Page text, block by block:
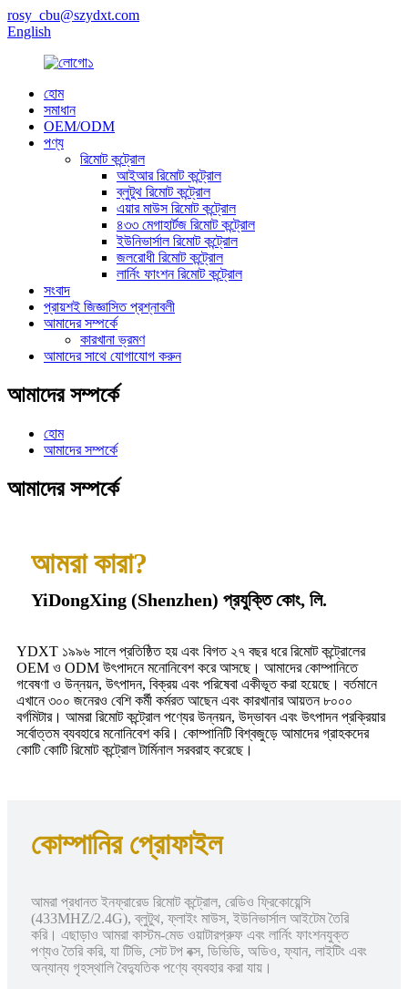
rosy_cbu@szydxt.com
English
হোম
সমাধান
OEM/ODM
পণ্য
রিমোট কন্ট্রোল
আইআর রিমোট কন্ট্রোল
ব্লুটুথ রিমোট কন্ট্রোল
এয়ার মাউস রিমোট কন্ট্রোল
৪৩৩ মেগাহার্টজ রিমোট কন্ট্রোল
ইউনিভার্সাল রিমোট কন্ট্রোল
জলরোধী রিমোট কন্ট্রোল
লার্নিং ফাংশন রিমোট কন্ট্রোল
সংবাদ
প্রায়শই জিজ্ঞাসিত প্রশ্নাবলী
আমাদের সম্পর্কে
কারখানা ভ্রমণ
আমাদের সাথে যোগাযোগ করুন
আমাদের সম্পর্কে
হোম
আমাদের সম্পর্কে
আমাদের সম্পর্কে
আমরা কারা?
YiDongXing (Shenzhen) প্রযুক্তি কোং, লি.
YDXT ১৯৯৬ সালে প্রতিষ্ঠিত হয় এবং বিগত ২৭ বছর ধরে রিমোট কন্ট্রোলের
OEM ও ODM উৎপাদনে মনোনিবেশ করে আসছে। আমাদের কোম্পানিতে
গবেষণা ও উন্নয়ন, উৎপাদন, বিক্রয় এবং পরিষেবা একীভূত করা হয়েছে। বর্তমানে
এখানে ৩০০ জনেরও বেশি কর্মী কর্মরত আছেন এবং কারখানার আয়তন ৮০০০
বর্গমিটার। আমরা রিমোট কন্ট্রোল পণ্যের উন্নয়ন, উদ্ভাবন এবং উৎপাদন প্রক্রিয়ার
সর্বোত্তম ব্যবহারে মনোনিবেশ করি। কোম্পানিটি বিশ্বজুড়ে আমাদের গ্রাহকদের
কোটি কোটি রিমোট কন্ট্রোল টার্মিনাল সরবরাহ করেছে।
কোম্পানির প্রোফাইল
আমরা প্রধানত ইনফ্রারেড রিমোট কন্ট্রোল, রেডিও ফ্রিকোয়েন্সি
(433MHZ/2.4G), ব্লুটুথ, ফ্লাইং মাউস, ইউনিভার্সাল আইটেম তৈরি
করি। এছাড়াও আমরা কাস্টম-মেড ওয়াটারপ্রুফ এবং লার্নিং ফাংশনযুক্ত
পণ্যও তৈরি করি, যা টিভি, সেট টপ বক্স, ডিভিডি, অডিও, ফ্যান, লাইটিং এবং
অন্যান্য গৃহস্থালি বৈদ্যুতিক পণ্যে ব্যবহার করা যায়।